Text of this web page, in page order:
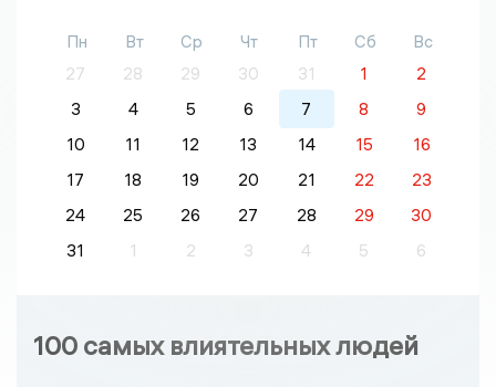
Пн Вт Ср Чт Пт Сб
Вс
27
28 29 30 31 1
2
3
4 5 6 7 8
9
10
11 12 13 14 15
16
17
18 19 20 21 22
23
24
25 26 27 28 29
30
31
1 2 3 4 5 6
100 самых влиятельных людей